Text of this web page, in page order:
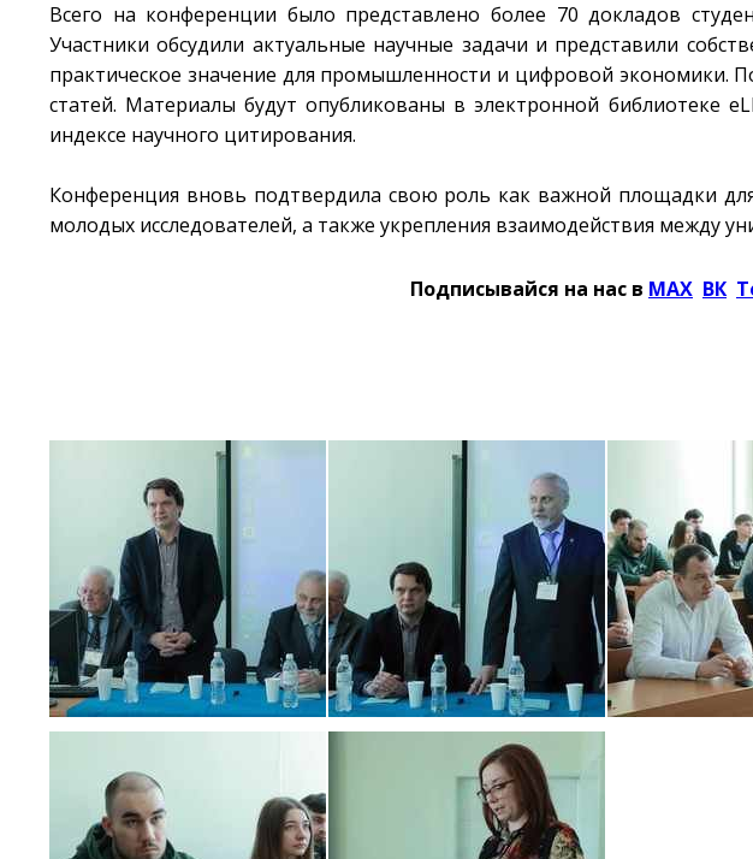
Всего на конференции было представлено более 70 докладов
Участники обсудили актуальные научные задачи и представили
практическое значение для промышленности и цифровой экономики.
статей. Материалы будут опубликованы в электронной библиотеке
индексе научного цитирования.
Конференция вновь подтвердила свою роль как важной площадки
молодых исследователей, а также укрепления взаимодействия между
Подписывайся на нас в MAX ВК